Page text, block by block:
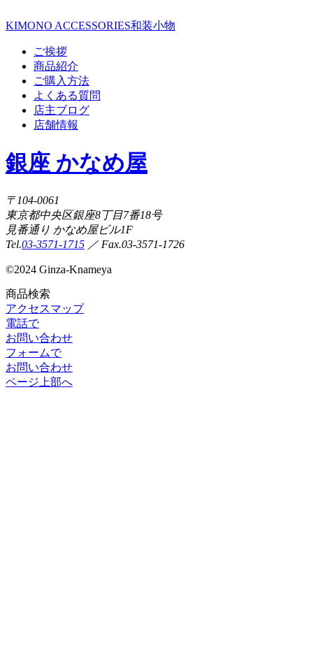
KIMONO ACCESSORIES和装小物
ご挨拶
商品紹介
ご購入方法
よくある質問
店主ブログ
店舗情報
銀座 かなめ屋
〒104-0061
東京都中央区銀座8丁目7番18号
見番通り かなめ屋ビル1F
Tel.03-3571-1715 ／ Fax.03-3571-1726
©2024 Ginza-Knameya
商品検索
アクセスマップ
電話で
お問い合わせ
フォームで
お問い合わせ
ページ上部へ